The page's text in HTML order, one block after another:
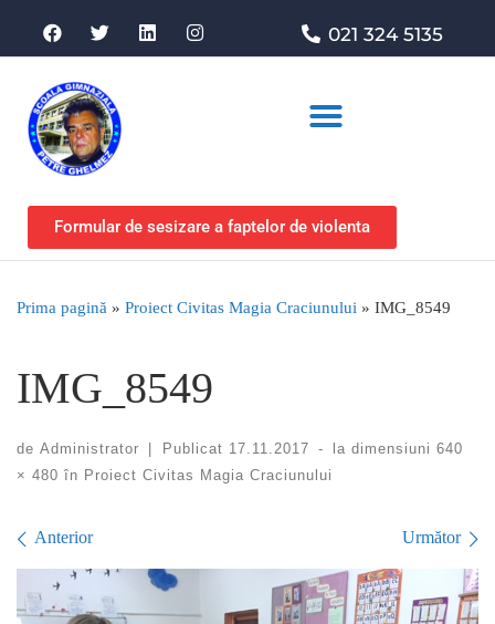
021 324 5135
Formular de sesizare a faptelor de violenta
Prima pagină » Proiect Civitas Magia Craciunului » IMG_8549
IMG_8549
de Administrator | Publicat 17.11.2017 - la dimensiuni 640
× 480 în Proiect Civitas Magia Craciunului
Navigare în imagini
Anterior Următor